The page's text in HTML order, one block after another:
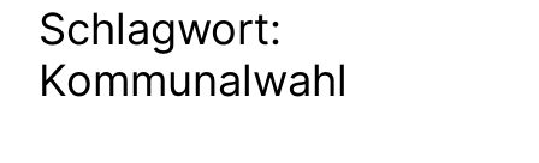
Schlagwort:
Kommunalwahl